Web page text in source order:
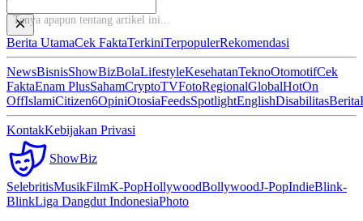
Tanya apapun tentang artikel ini...
Berita UtamaCek FaktaTerkiniTerpopulerRekomendasi
NewsBisnisShowBizBolaLifestyleKesehatanTeknoOtomotifCek
FaktaEnam PlusSahamCryptoTVFotoRegionalGlobalHotOn
OffIslamiCitizen6OpiniOtosiaFeedsSpotlightEnglishDisabilitasBerita
KontakKebijakan Privasi
ShowBiz
SelebritisMusikFilmK-PopHollywoodBollywoodJ-PopIndieBlink-
BlinkLiga Dangdut IndonesiaPhoto